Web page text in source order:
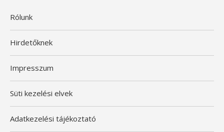
Rólunk
Hirdetőknek
Impresszum
Süti kezelési elvek
Adatkezelési tájékoztató